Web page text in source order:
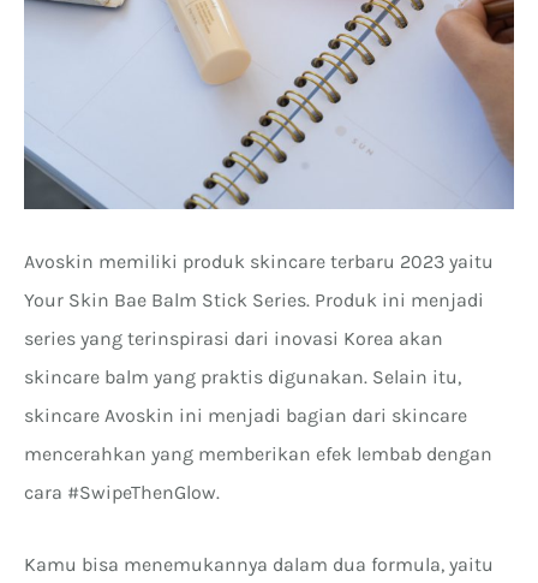
Avoskin memiliki produk skincare terbaru 2023 yaitu
Your Skin Bae Balm Stick Series. Produk ini menjadi
series yang terinspirasi dari inovasi Korea akan
skincare balm yang praktis digunakan. Selain itu,
skincare Avoskin ini menjadi bagian dari skincare
mencerahkan yang memberikan efek lembab dengan
cara #SwipeThenGlow.
Kamu bisa menemukannya dalam dua formula, yaitu